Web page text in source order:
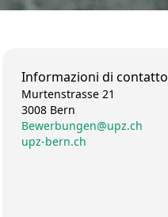
Informazioni di contatto
Murtenstrasse 21
3008 Bern
Bewerbungen@upz.ch
upz-bern.ch